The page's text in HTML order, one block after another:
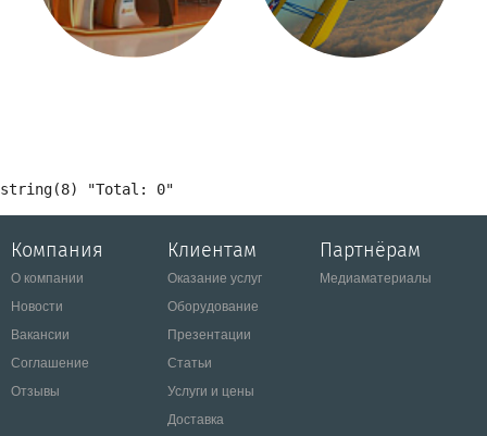
Компания
О компании
Новости
Вакансии
Соглашение
Отзывы
Клиентам
Оказание услуг
Оборудование
Презентации
Статьи
Услуги и цены
Доставка
Партнёрам
Медиаматериалы